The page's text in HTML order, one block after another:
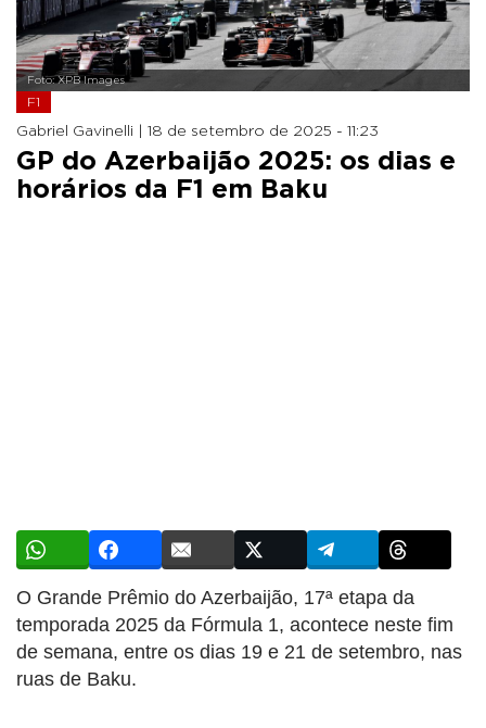
Foto: XPB Images
F1
Gabriel Gavinelli | 18 de setembro de 2025 - 11:23
GP do Azerbaijão 2025: os dias e
horários da F1 em Baku
O Grande Prêmio do Azerbaijão, 17ª etapa da
temporada 2025 da Fórmula 1, acontece neste fim
de semana, entre os dias 19 e 21 de setembro, nas
ruas de Baku.